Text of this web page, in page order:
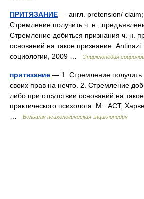
ПРИТЯЗАНИЕ — англ. pretension/ claim;
Стремление получить ч. н.,
Стремление добиться признания ч. н.
оснований на такое признание.
социологии, 2009 …
Энциклопедия
притязание — 1. Стремление получить
своих прав на нечто. 2. Стремление
либо при отсутствии оснований на
практического психолога. М.: АСТ,
Большая психологическая энциклопедия